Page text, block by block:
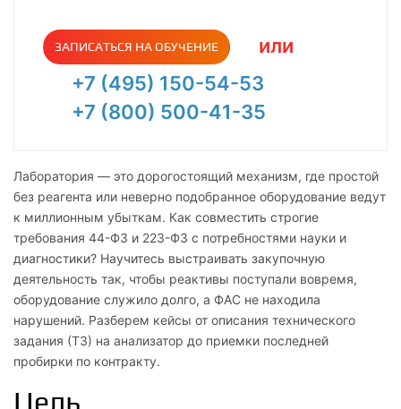
ЗАПИСАТЬСЯ НА ОБУЧЕНИЕ
или
+7 (495) 150-54-53
+7 (800) 500-41-35
Лаборатория — это дорогостоящий механизм, где простой
без реагента или неверно подобранное оборудование ведут
к миллионным убыткам. Как совместить строгие
требования 44-ФЗ и 223-ФЗ с потребностями науки и
диагностики? Научитесь выстраивать закупочную
деятельность так, чтобы реактивы поступали вовремя,
оборудование служило долго, а ФАС не находила
нарушений. Разберем кейсы от описания технического
задания (ТЗ) на анализатор до приемки последней
пробирки по контракту.
Цель